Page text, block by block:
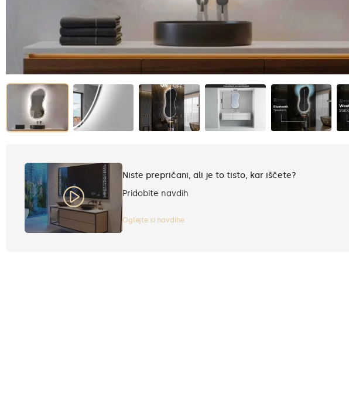
Niste prepričani, ali je to tisto, kar iščete?
Pridobite navdih
Oglejte si navdihe